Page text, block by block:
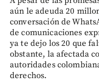
aún le adeuda 20
conversación de
de comunicaciones
ya te dejo los 20 que
obstante, la afectada
autoridades
derechos.